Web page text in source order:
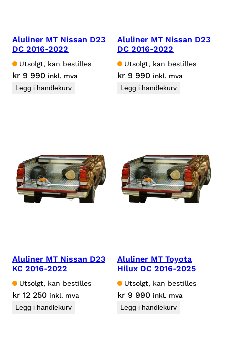
Aluliner MT Nissan D23
DC 2016-2022
Utsolgt, kan bestilles
kr 9 990 inkl. mva
Legg i handlekurv
Aluliner MT Nissan D23
DC 2016-2022
Utsolgt, kan bestilles
kr 9 990 inkl. mva
Legg i handlekurv
Aluliner MT Nissan D23
KC 2016-2022
Utsolgt, kan bestilles
kr 12 250 inkl. mva
Legg i handlekurv
Aluliner MT Toyota
Hilux DC 2016-2025
Utsolgt, kan bestilles
kr 9 990 inkl. mva
Legg i handlekurv